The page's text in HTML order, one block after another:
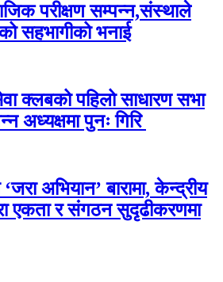
परीक्षण सम्पन्न,संस्थाले
सहभागीको भनाई
क्लबको पहिलो साधारण सभा
अध्यक्षमा पुनः गिरि
अभियान’ बारामा, केन्द्रीय
एकता र संगठन सुदृढीकरणमा